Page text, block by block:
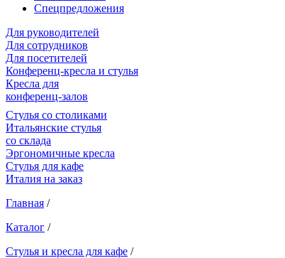
Спецпредложения
Для руководителей
Для сотрудников
Для посетителей
Конференц-кресла и стулья
Кресла для
конференц-залов
Cтулья со столиками
Итальянские стулья
со склада
Эргономичные кресла
Стулья для кафе
Италия на заказ
Главная /
Каталог /
Стулья и кресла для кафе /